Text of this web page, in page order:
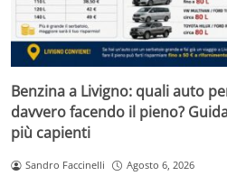
Benzina a Livigno: quali auto
davvero facendo il pieno?
più capienti
Sandro Faccinelli Agosto 6, 2026